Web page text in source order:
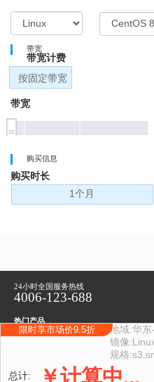
带宽
带宽计费
按固定带宽
带宽
购买信息
购买时长
1个月
当前配置 地域:华
镜像
规格
总计:
￥计算中...
限时享市场价9.5折
24小时全国服务热线
4006-123-688
热门产品
域名注册 云虚拟主机 云服务器 商标
提交工单 联系我们